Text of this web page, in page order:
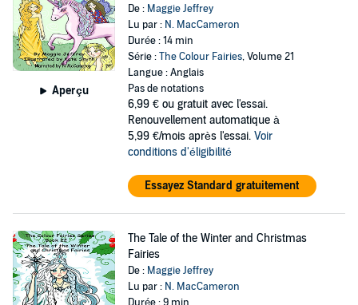
Aperçu
De : Maggie Jeffrey
Lu par : N. MacCameron
Durée : 14 min
Série :The Colour Fairies, Volume 21
Langue : Anglais
Pas de notations
6,99 € ou gratuit avec l'essai.
Renouvellement automatique à
5,99 €/mois après l'essai. Voir
conditions d'éligibilité
Essayez Standard gratuitement
The Tale of the Winter and Christmas
Fairies
De : Maggie Jeffrey
Lu par : N. MacCameron